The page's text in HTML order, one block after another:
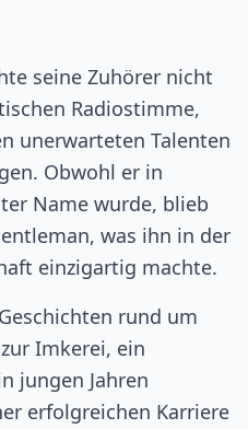
seine Zuhörer nicht
Radiostimme,
unerwarteten Talenten
Obwohl er in
Name wurde, blieb
was ihn in der
einzigartig machte.
rund um
Imkerei, ein
jungen Jahren
erfolgreichen Karriere